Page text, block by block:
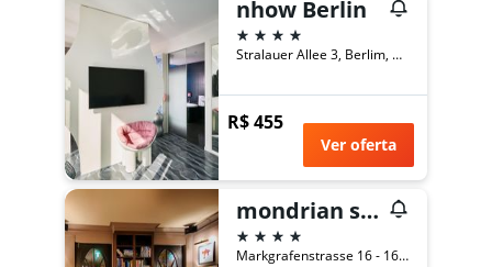
nhow Berlin
4 estrelas
Stralauer Allee 3, Berlim, Alemanha
R$ 455
Ver oferta
mondrian suites berlin checkpoint charlie
4 estrelas
Markgrafenstrasse 16 - 16a, Berlim, Alemanha